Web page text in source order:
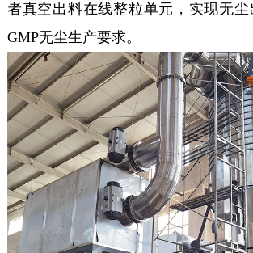
者真空出料在线整粒单元，实现无
GMP无尘生产要求。